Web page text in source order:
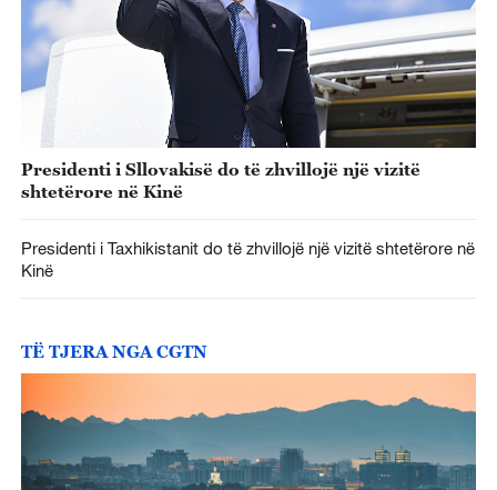
Presidenti i Sllovakisë do të zhvillojë një vizitë
shtetërore në Kinë
Presidenti i Taxhikistanit do të zhvillojë një vizitë shtetërore në
Kinë
TË TJERA NGA CGTN